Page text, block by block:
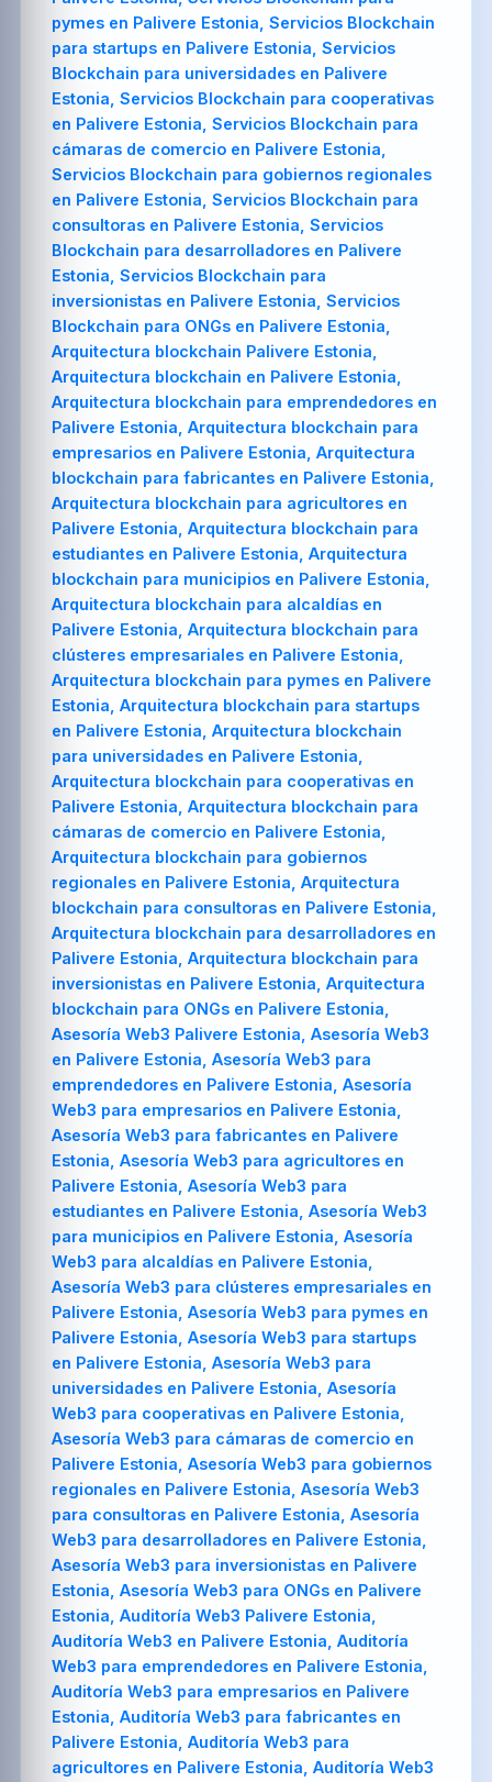
pymes en Palivere Estonia, Servicios Blockchain
para startups en Palivere Estonia, Servicios
Blockchain para universidades en Palivere
Estonia, Servicios Blockchain para cooperativas
en Palivere Estonia, Servicios Blockchain para
cámaras de comercio en Palivere Estonia,
Servicios Blockchain para gobiernos regionales
en Palivere Estonia, Servicios Blockchain para
consultoras en Palivere Estonia, Servicios
Blockchain para desarrolladores en Palivere
Estonia, Servicios Blockchain para
inversionistas en Palivere Estonia, Servicios
Blockchain para ONGs en Palivere Estonia,
Arquitectura blockchain Palivere Estonia,
Arquitectura blockchain en Palivere Estonia,
Arquitectura blockchain para emprendedores en
Palivere Estonia, Arquitectura blockchain para
empresarios en Palivere Estonia, Arquitectura
blockchain para fabricantes en Palivere Estonia,
Arquitectura blockchain para agricultores en
Palivere Estonia, Arquitectura blockchain para
estudiantes en Palivere Estonia, Arquitectura
blockchain para municipios en Palivere Estonia,
Arquitectura blockchain para alcaldías en
Palivere Estonia, Arquitectura blockchain para
clústeres empresariales en Palivere Estonia,
Arquitectura blockchain para pymes en Palivere
Estonia, Arquitectura blockchain para startups
en Palivere Estonia, Arquitectura blockchain
para universidades en Palivere Estonia,
Arquitectura blockchain para cooperativas en
Palivere Estonia, Arquitectura blockchain para
cámaras de comercio en Palivere Estonia,
Arquitectura blockchain para gobiernos
regionales en Palivere Estonia, Arquitectura
blockchain para consultoras en Palivere Estonia,
Arquitectura blockchain para desarrolladores en
Palivere Estonia, Arquitectura blockchain para
inversionistas en Palivere Estonia, Arquitectura
blockchain para ONGs en Palivere Estonia,
Asesoría Web3 Palivere Estonia, Asesoría Web3
en Palivere Estonia, Asesoría Web3 para
emprendedores en Palivere Estonia, Asesoría
Web3 para empresarios en Palivere Estonia,
Asesoría Web3 para fabricantes en Palivere
Estonia, Asesoría Web3 para agricultores en
Palivere Estonia, Asesoría Web3 para
estudiantes en Palivere Estonia, Asesoría Web3
para municipios en Palivere Estonia, Asesoría
Web3 para alcaldías en Palivere Estonia,
Asesoría Web3 para clústeres empresariales en
Palivere Estonia, Asesoría Web3 para pymes en
Palivere Estonia, Asesoría Web3 para startups
en Palivere Estonia, Asesoría Web3 para
universidades en Palivere Estonia, Asesoría
Web3 para cooperativas en Palivere Estonia,
Asesoría Web3 para cámaras de comercio en
Palivere Estonia, Asesoría Web3 para gobiernos
regionales en Palivere Estonia, Asesoría Web3
para consultoras en Palivere Estonia, Asesoría
Web3 para desarrolladores en Palivere Estonia,
Asesoría Web3 para inversionistas en Palivere
Estonia, Asesoría Web3 para ONGs en Palivere
Estonia, Auditoría Web3 Palivere Estonia,
Auditoría Web3 en Palivere Estonia, Auditoría
Web3 para emprendedores en Palivere Estonia,
Auditoría Web3 para empresarios en Palivere
Estonia, Auditoría Web3 para fabricantes en
Palivere Estonia, Auditoría Web3 para
agricultores en Palivere Estonia, Auditoría Web3